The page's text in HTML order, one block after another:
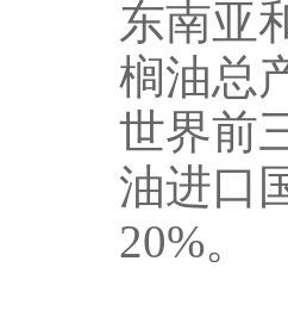
东南亚
榈油总
世界前
油进口
20%。